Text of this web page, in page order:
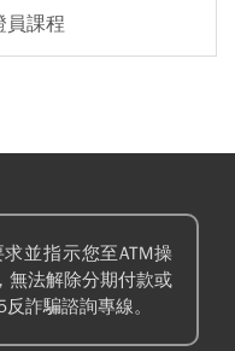
員課程
並指示您至ATM操
無法解除分期付款或
詐騙諮詢專線。